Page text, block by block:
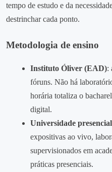
tempo de estudo e da
destrinchar cada ponto.
Metodologia de ensino
Instituto Óliver (EAD):
fóruns. Não há
horária totaliza o
digital.
Universidade
expositivas ao vivo,
supervisionados em
práticas presenciais.